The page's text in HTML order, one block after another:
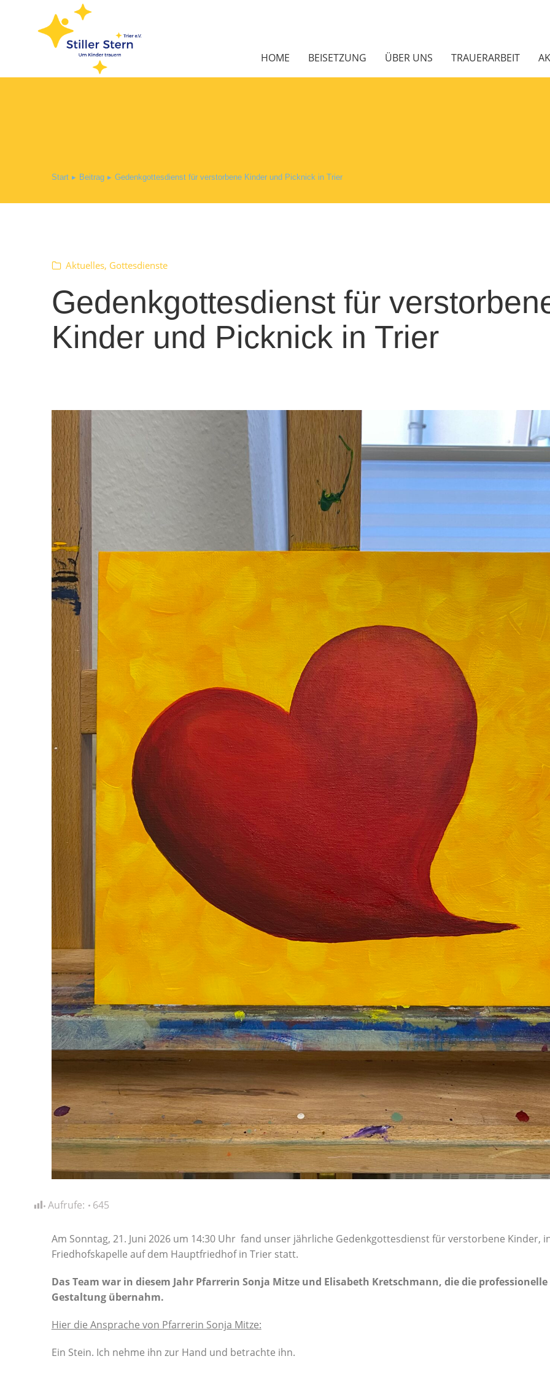
HOME BEISETZUNG ÜBER UNS TRAUERARBEIT
Sie befinden sich hier:
Start Beitrag Gedenkgottesdienst für verstorbene Kinder und Picknick in Trier
Aktuelles, Gottesdienste
Gedenkgottesdienst für
Kinder und Picknick in Trier
Aufrufe: 645
Am Sonntag, 21. Juni 2026 um 14:30 Uhr fand unser jährliche Gedenkgottesdienst für verstorbene Kinder,
Friedhofskapelle auf dem Hauptfriedhof in Trier statt.
Das Team war in diesem Jahr Pfarrerin Sonja Mitze und Elisabeth Kretschmann, die die
Gestaltung übernahm.
Hier die Ansprache von Pfarrerin Sonja Mitze:
Ein Stein. Ich nehme ihn zur Hand und betrachte ihn.